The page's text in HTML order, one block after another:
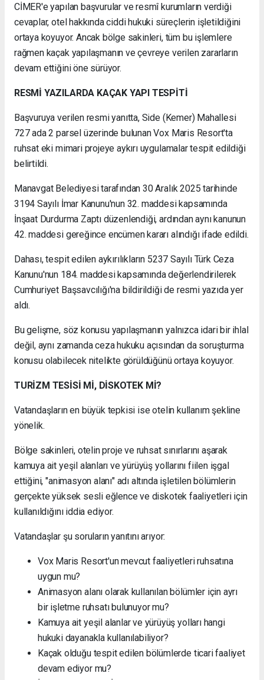
CİMER'e yapılan başvurular ve resmî kurumların verdiği
cevaplar, otel hakkında ciddi hukuki süreçlerin işletildiğini
ortaya koyuyor. Ancak bölge sakinleri, tüm bu işlemlere
rağmen kaçak yapılaşmanın ve çevreye verilen zararların
devam ettiğini öne sürüyor.
RESMİ YAZILARDA KAÇAK YAPI TESPİTİ
Başvuruya verilen resmi yanıtta, Side (Kemer) Mahallesi
727 ada 2 parsel üzerinde bulunan Vox Maris Resort'ta
ruhsat eki mimari projeye aykırı uygulamalar tespit edildiği
belirtildi.
Manavgat Belediyesi tarafından 30 Aralık 2025 tarihinde
3194 Sayılı İmar Kanunu'nun 32. maddesi kapsamında
İnşaat Durdurma Zaptı düzenlendiği, ardından aynı kanunun
42. maddesi gereğince encümen kararı alındığı ifade edildi.
Dahası, tespit edilen aykırılıkların 5237 Sayılı Türk Ceza
Kanunu'nun 184. maddesi kapsamında değerlendirilerek
Cumhuriyet Başsavcılığı'na bildirildiği de resmi yazıda yer
aldı.
Bu gelişme, söz konusu yapılaşmanın yalnızca idari bir ihlal
değil, aynı zamanda ceza hukuku açısından da soruşturma
konusu olabilecek nitelikte görüldüğünü ortaya koyuyor.
TURİZM TESİSİ Mİ, DİSKOTEK Mİ?
Vatandaşların en büyük tepkisi ise otelin kullanım şekline
yönelik.
Bölge sakinleri, otelin proje ve ruhsat sınırlarını aşarak
kamuya ait yeşil alanları ve yürüyüş yollarını fiilen işgal
ettiğini, "animasyon alanı" adı altında işletilen bölümlerin
gerçekte yüksek sesli eğlence ve diskotek faaliyetleri için
kullanıldığını iddia ediyor.
Vatandaşlar şu soruların yanıtını arıyor:
Vox Maris Resort'un mevcut faaliyetleri ruhsatına
uygun mu?
Animasyon alanı olarak kullanılan bölümler için ayrı
bir işletme ruhsatı bulunuyor mu?
Kamuya ait yeşil alanlar ve yürüyüş yolları hangi
hukuki dayanakla kullanılabiliyor?
Kaçak olduğu tespit edilen bölümlerde ticari faaliyet
devam ediyor mu?